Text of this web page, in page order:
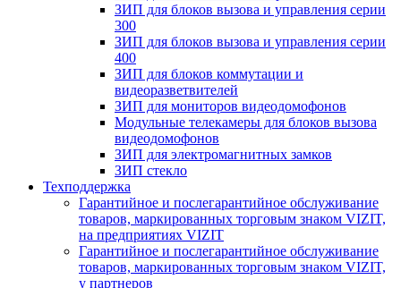
ЗИП для блоков вызова и управления серии
300
ЗИП для блоков вызова и управления серии
400
ЗИП для блоков коммутации и
видеоразветвителей
ЗИП для мониторов видеодомофонов
Модульные телекамеры для блоков вызова
видеодомофонов
ЗИП для электромагнитных замков
ЗИП стекло
Техподдержка
Гарантийное и послегарантийное обслуживание
товаров, маркированных торговым знаком VIZIT,
на предприятиях VIZIT
Гарантийное и послегарантийное обслуживание
товаров, маркированных торговым знаком VIZIT,
у партнеров